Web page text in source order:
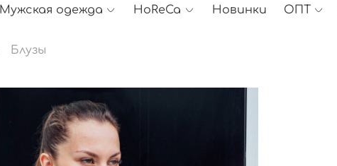
Мужская одежда HoReCa Новинки ОПТ
Блузы